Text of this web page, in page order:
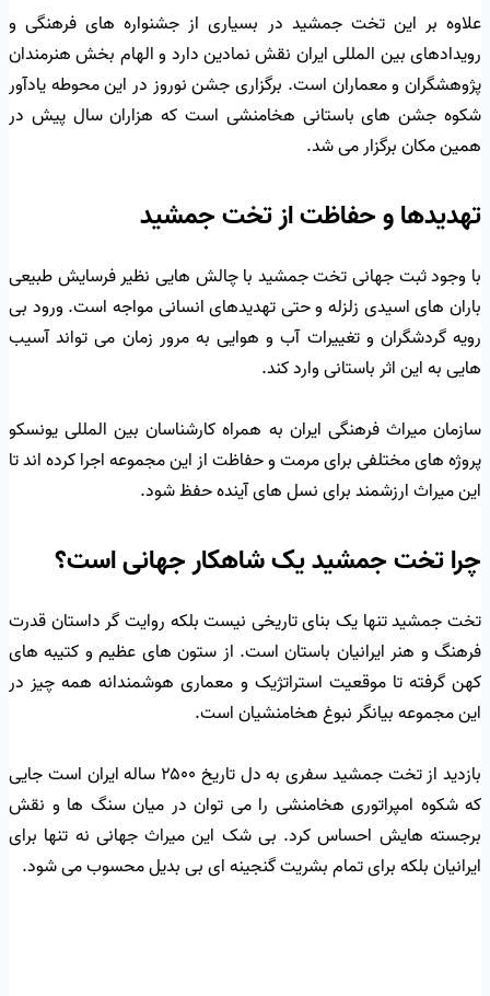
علاوه بر این تخت جمشید در بسیاری از جشنواره های فرهنگی و
رویدادهای بین المللی ایران نقش نمادین دارد و الهام بخش هنرمندان
پژوهشگران و معماران است. برگزاری جشن نوروز در این محوطه یادآور
شکوه جشن های باستانی هخامنشی است که هزاران سال پیش در
همین مکان برگزار می شد.
تهدیدها و حفاظت از تخت جمشید
با وجود ثبت جهانی تخت جمشید با چالش هایی نظیر فرسایش طبیعی
باران های اسیدی زلزله و حتی تهدیدهای انسانی مواجه است. ورود بی
رویه گردشگران و تغییرات آب و هوایی به مرور زمان می تواند آسیب
هایی به این اثر باستانی وارد کند.
سازمان میراث فرهنگی ایران به همراه کارشناسان بین المللی یونسکو
پروژه های مختلفی برای مرمت و حفاظت از این مجموعه اجرا کرده اند تا
این میراث ارزشمند برای نسل های آینده حفظ شود.
چرا تخت جمشید یک شاهکار جهانی است؟
تخت جمشید تنها یک بنای تاریخی نیست بلکه روایت گر داستان قدرت
فرهنگ و هنر ایرانیان باستان است. از ستون های عظیم و کتیبه های
کهن گرفته تا موقعیت استراتژیک و معماری هوشمندانه همه چیز در
این مجموعه بیانگر نبوغ هخامنشیان است.
بازدید از تخت جمشید سفری به دل تاریخ ۲۵۰۰ ساله ایران است جایی
که شکوه امپراتوری هخامنشی را می توان در میان سنگ ها و نقش
برجسته هایش احساس کرد. بی شک این میراث جهانی نه تنها برای
ایرانیان بلکه برای تمام بشریت گنجینه ای بی بدیل محسوب می شود.